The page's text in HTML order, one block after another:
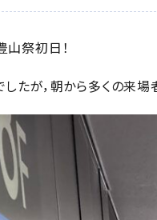
祭初日！
たが，朝から多くの来場